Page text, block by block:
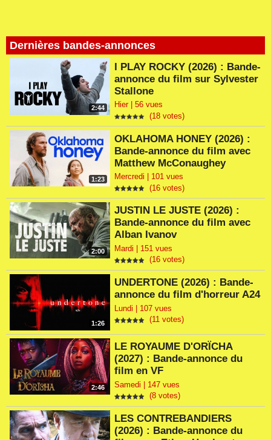
Dernières bandes-annonces
2:44
I PLAY ROCKY (2026) : Bande-
annonce du film sur Sylvester
Stallone
Hier | 56 vues
(18 votes)
1:23
OKLAHOMA HONEY (2026) :
Bande-annonce du film avec
Matthew McConaughey
Mercredi | 101 vues
(16 votes)
2:00
JUSTIN LE JUSTE (2026) :
Bande-annonce du film avec
Alban Ivanov
Mardi | 151 vues
(16 votes)
1:26
UNDERTONE (2026) : Bande-
annonce du film d'horreur A24
Lundi | 107 vues
(11 votes)
2:46
LE ROYAUME D'ORÏCHA
(2027) : Bande-annonce du
film en VF
Samedi | 147 vues
(8 votes)
LES CONTREBANDIERS
(2026) : Bande-annonce du